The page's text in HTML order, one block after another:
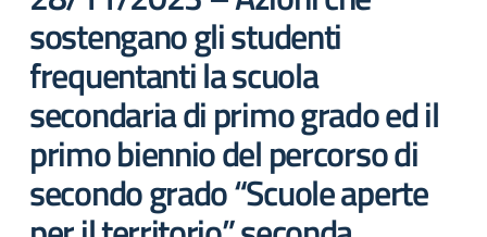
sostengano gli studenti
frequentanti la scuola
secondaria di primo grado ed il
primo biennio del percorso di
secondo grado “Scuole aperte